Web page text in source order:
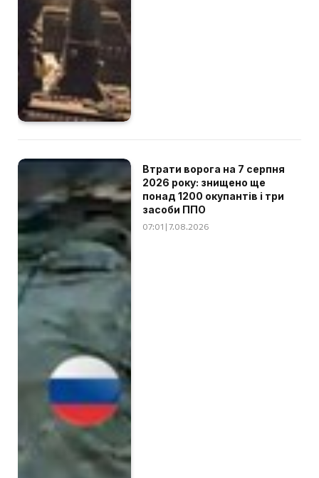
Втрати ворога на 7 серпня
2026 року: знищено ще
понад 1200 окупантів і три
засоби ППО
07:01 | 7.08.2026